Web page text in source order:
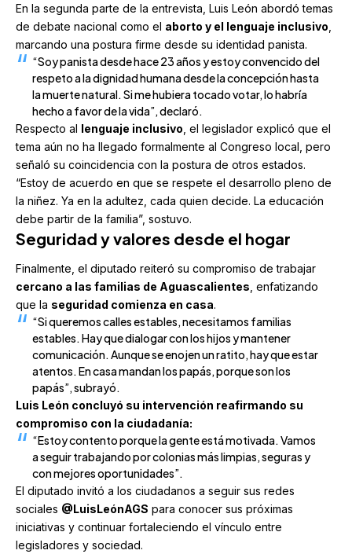
En la segunda parte de la entrevista, Luis León abordó temas
de debate nacional como el aborto y el lenguaje inclusivo
marcando una postura firme desde su identidad panista.
“Soy panista desde hace 23 años y estoy convencido del
respeto a la dignidad humana desde la concepción hasta
la muerte natural. Si me hubiera tocado votar, lo habría
hecho a favor de la vida”, declaró.
Respecto al lenguaje inclusivo , el legislador explicó que el
tema aún no ha llegado formalmente al Congreso local, pero
señaló su coincidencia con la postura de otros estados.
“Estoy de acuerdo en que se respete el desarrollo pleno de
la niñez. Ya en la adultez, cada quien decide. La educación
debe partir de la familia”, sostuvo.
Seguridad y valores desde el hogar
Finalmente, el diputado reiteró su compromiso de trabajar
cercano a las familias de Aguascalientes , enfatizando
que la seguridad comienza en casa.
“Si queremos calles estables, necesitamos familias
estables. Hay que dialogar con los hijos y mantener
comunicación. Aunque se enojen un ratito, hay que estar
atentos. En casa mandan los papás, porque son los
papás”, subrayó.
Luis León concluyó su intervención reafirmando su
compromiso con la ciudadanía:
“Estoy contento porque la gente está motivada. Vamos
a seguir trabajando por colonias más limpias, seguras y
con mejores oportunidades”.
El diputado invitó a los ciudadanos a seguir sus redes
sociales @LuisLeónAGS para conocer sus próximas
iniciativas y continuar fortaleciendo el vínculo entre
legisladores y sociedad.